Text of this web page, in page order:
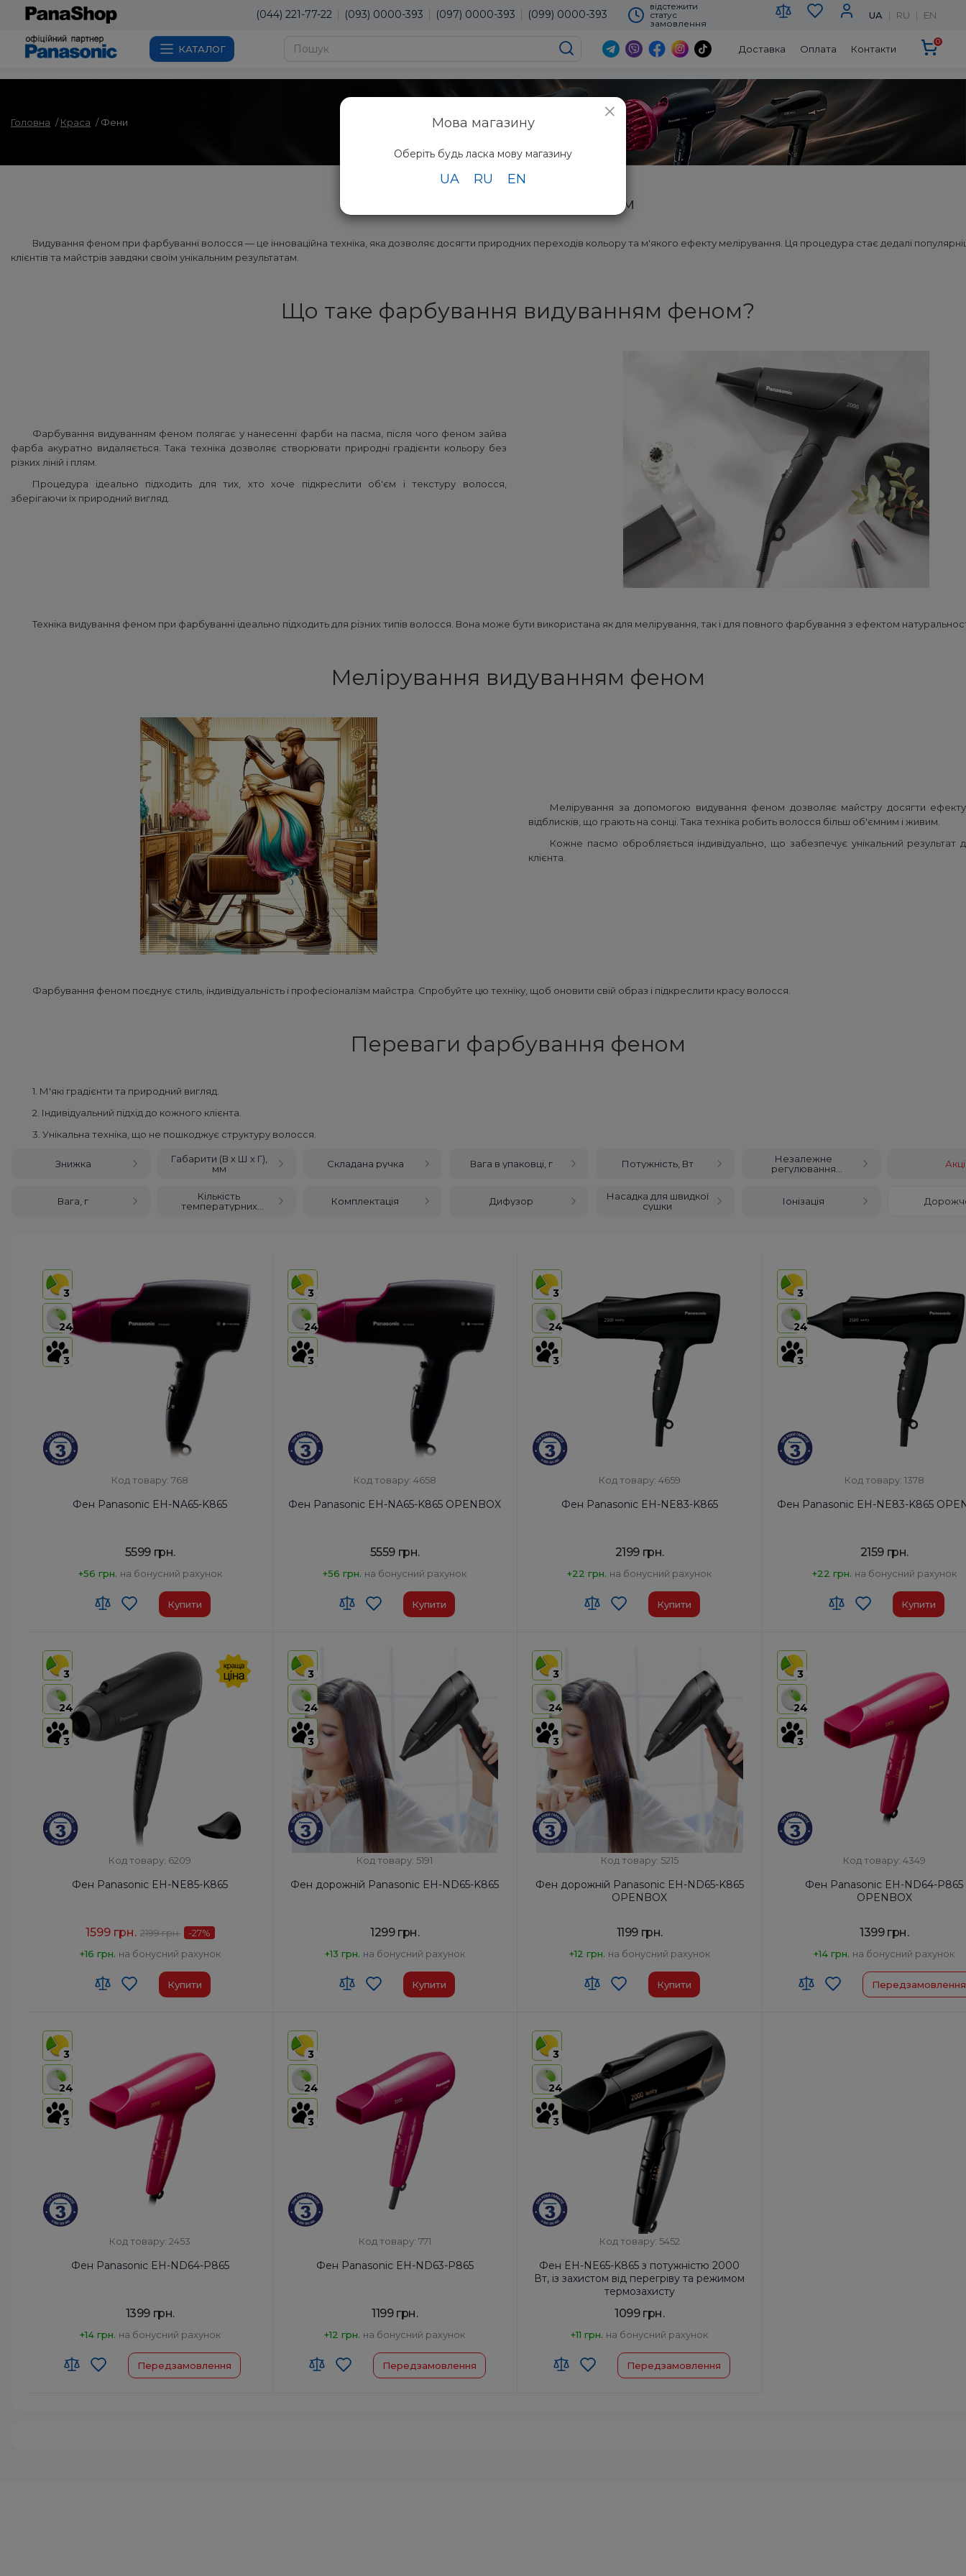
(044) 221-77-22 (093) 0000-393 (097) 0000-393 (099) 0000-393
відстежити
статус
замовлення
UA RU EN
КАТАЛОГ Доставка Оплата Контакти
0
Головна Краса Фени
Фарбування волосся феном
Видування феном при фарбуванні волосся — це інноваційна техніка, яка дозволяє досягти природних переходів кольору та м'якого ефекту мелірування. Ця процедура стає дедалі
клієнтів та майстрів завдяки своїм унікальним результатам.
Що таке фарбування видуванням феном?
Фарбування видуванням феном полягає у нанесенні фарби на пасма, після чого феном зайва
фарба акуратно видаляється. Така техніка дозволяє створювати природні градієнти кольору без
різких ліній і плям.
Процедура ідеально підходить для тих, хто хоче підкреслити об'єм і текстуру волосся,
зберігаючи їх природний вигляд.
Техніка видування феном при фарбуванні ідеально підходить для різних типів волосся. Вона може бути використана як для мелірування, так і для повного фарбування з ефектом
Мелірування видуванням феном
Мелірування за допомогою видування феном дозволяє майстру досягти
відблисків, що грають на сонці. Така техніка робить волосся більш об'ємним і живим.
Кожне пасмо обробляється індивідуально, що забезпечує унікальний результат
клієнта.
Фарбування феном поєднує стиль, індивідуальність і професіоналізм майстра. Спробуйте цю техніку, щоб оновити свій образ і підкреслити красу волосся.
Переваги фарбування феном
1. М'які градієнти та природний вигляд.
2. Індивідуальний підхід до кожного клієнта.
3. Унікальна техніка, що не пошкоджує структуру волосся.
Знижка
Габарити (В х Ш х Г),
мм
Складана ручка Вага в упаковці, г Потужність, Вт
Незалежне
регулювання
Вага, г
Кількість
температурних
Комплектація Дифузор
Насадка для швидкої
сушки
Іонізація
×
Мова магазину
Оберіть будь ласка мову магазину
UA RU EN
3
24
3
Код товару: 768
Фен Panasonic EH-NA65-K865
5599 грн.
+56 грн. на бонусний рахунок
Купити
Країна-виробник товару:Таїланд
Автоотключение: Так
Комплектация:
Корпус фена, Насадка-
концентратор, Насадка для
швидкої сушки, Дифузор
3
24
3
Код товару: 4658
Фен Panasonic EH-NA65-K865 OPENBOX
5559 грн.
+56 грн. на бонусний рахунок
Купити
Країна-виробник товару:
Автоотключение:
Комплектация:
Корпус фена, Насадка-
концентратор, Насадка для
швидкої сушки, Дифузор
Дифузор:
3
24
3
Код товару: 4659
Фен Panasonic EH-NE83-K865
2199 грн.
+22 грн. на бонусний рахунок
Купити
Країна-виробник товару:
Автоотключение:
Комплектация:
Корпус фена, Насадка-
концентратор
Дифузор:Ні
3
24
3
Код товару: 1378
Фен Panasonic EH-NE83-K865
2159 грн.
+22 грн. на бонусний рахунок
Купити
Країна-виробник товару:
Автоотключение:
Комплектация:
Корпус фена, Насадка-
концентратор
Дифузор:
Ні
3
24
3
Код товару: 6209
Фен Panasonic EH-NE85-K865
1599 грн. 2199 грн. -27%
+16 грн. на бонусний рахунок
Купити
Країна-виробник товару:
Автоотключение:
Комплектация:
Корпус фена, Насадка-
концентратор, Насадка air
boost
3
24
3
Код товару: 5191
Фен дорожній Panasonic EH-ND65-K865
1299 грн.
+13 грн. на бонусний рахунок
Купити
Країна-виробник товару:
Автоотключение:
Комплектация:
Корпус фена, Насадка-
концентратор
Дифузор:
3
24
3
Код товару: 5215
Фен дорожній Panasonic EH-ND65-K865
OPENBOX
1199 грн.
+12 грн. на бонусний рахунок
Купити
Країна-виробник товару:
Таїланд
Автоотключение:Так
Комплектация:
Корпус фена, Насадка-
концентратор
Дифузор:
3
24
3
Код товару: 4349
Фен Panasonic EH-ND64-P865
OPENBOX
1399 грн.
+14 грн. на бонусний рахунок
Передзамовлення
3
24
3
Код товару: 2453
Фен Panasonic EH-ND64-P865
1399 грн.
+14 грн. на бонусний рахунок
Передзамовлення
3
24
3
Код товару: 771
Фен Panasonic EH-ND63-P865
1199 грн.
+12 грн. на бонусний рахунок
Передзамовлення
3
24
3
Код товару: 5452
Фен EH-NE65-K865 з потужністю 2000
Вт, із захистом від перегріву та режимом
термозахисту
1099 грн.
+11 грн. на бонусний рахунок
Передзамовлення